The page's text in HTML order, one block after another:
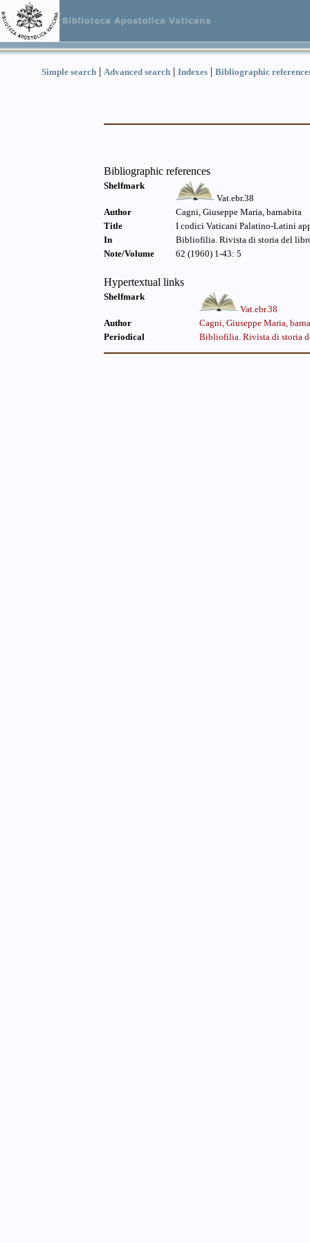
Simple search | Advanced search | Indexes | Bibliographic
Bibliographic references
Shelfmark
Vat.ebr.38
Author
Cagni, Giuseppe Maria, barnabita
Title
I codici Vaticani Palatino-Latini
In
Bibliofilia. Rivista di storia del
Note/Volume
62 (1960) 1-43: 5
Hypertextual links
Shelfmark
Vat.ebr.38
Author
Cagni, Giuseppe Maria,
Periodical
Bibliofilia. Rivista di storia